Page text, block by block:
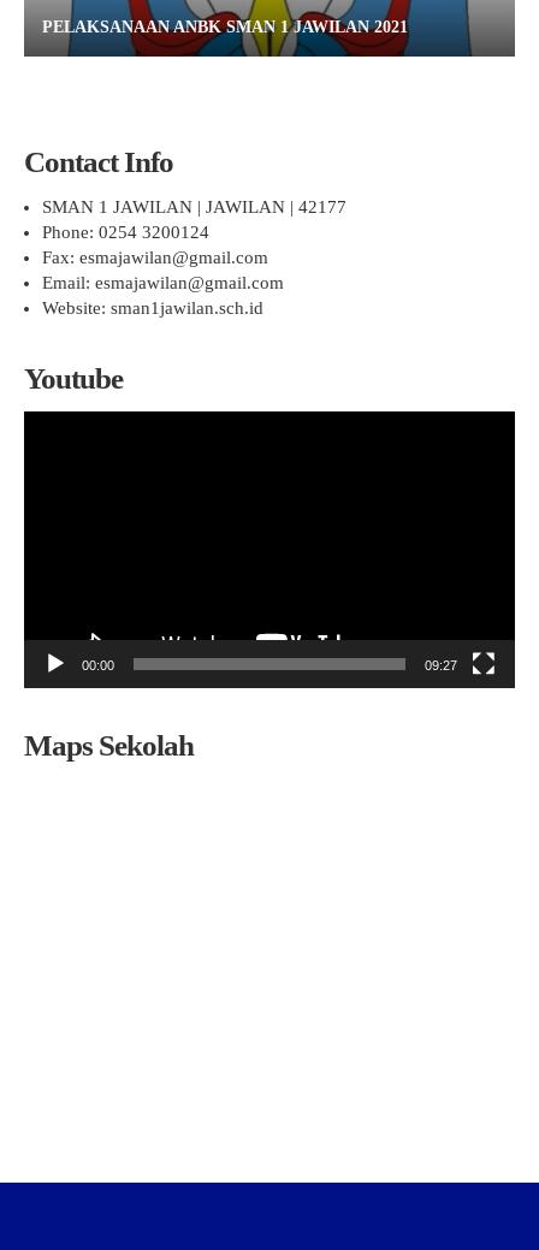
PELAKSANAAN ANBK SMAN 1 JAWILAN 2021
Contact Info
SMAN 1 JAWILAN | JAWILAN | 42177
Phone: 0254 3200124
Fax: esmajawilan@gmail.com
Email: esmajawilan@gmail.com
Website: sman1jawilan.sch.id
Youtube
00:00 09:27
Maps Sekolah